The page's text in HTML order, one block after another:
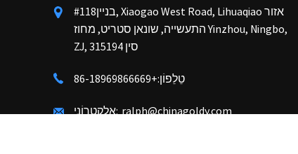
#118בניין, Xiaogao West Road, Lihuaqiao אזור
התעשייה, שונאן סטריט, מחוז Yinzhou, Ningbo,
ZJ, סין 315194
טֵלֵפוֹן:+86-18969866669
אֶלֶקטרוֹנִי: ralph@chinagoldy.com